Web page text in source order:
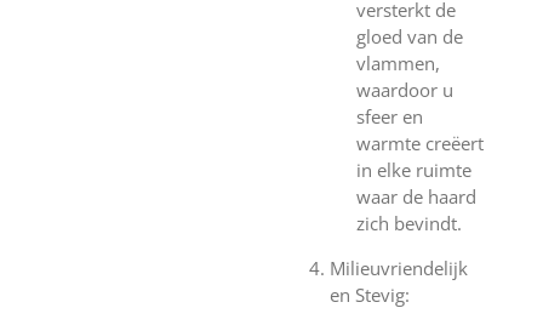
versterkt de
gloed van de
vlammen,
waardoor u
sfeer en
warmte creëert
in elke ruimte
waar de haard
zich bevindt.
Milieuvriendelijk
en Stevig: